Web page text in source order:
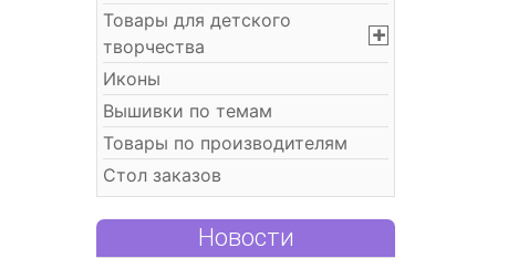
Товары для детского
творчества
Иконы
Вышивки по темам
Товары по производителям
Стол заказов
Новости